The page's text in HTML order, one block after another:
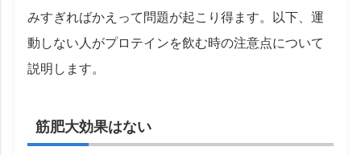
みすぎればかえって問題が起こり得ます。以下、運
動しない人がプロテインを飲む時の注意点について
説明します。
筋肥大効果はない